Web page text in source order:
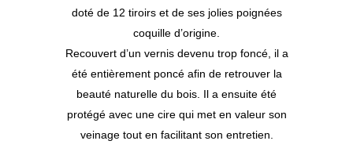
doté de 12 tiroirs et de ses jolies poignées
coquille d’origine.
Recouvert d’un vernis devenu trop foncé, il a
été entièrement poncé afin de retrouver la
beauté naturelle du bois. Il a ensuite été
protégé avec une cire qui met en valeur son
veinage tout en facilitant son entretien.